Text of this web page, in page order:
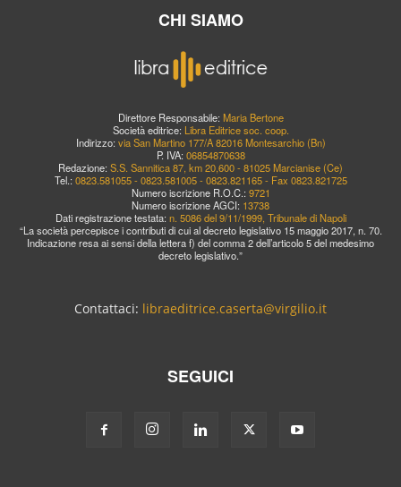
CHI SIAMO
Direttore Responsabile: Maria Bertone
Società editrice: Libra Editrice soc. coop.
Indirizzo: via San Martino 177/A 82016 Montesarchio (Bn)
P. IVA: 06854870638
Redazione: S.S. Sannitica 87, km 20,600 - 81025 Marcianise (Ce)
Tel.: 0823.581055 - 0823.581005 - 0823.821165 - Fax 0823.821725
Numero iscrizione R.O.C.: 9721
Numero iscrizione AGCI: 13738
Dati registrazione testata: n. 5086 del 9/11/1999, Tribunale di Napoli
“La società percepisce i contributi di cui al decreto legislativo 15 maggio 2017, n. 70.
Indicazione resa ai sensi della lettera f) del comma 2 dell’articolo 5 del medesimo
decreto legislativo.”
Contattaci: libraeditrice.caserta@virgilio.it
SEGUICI